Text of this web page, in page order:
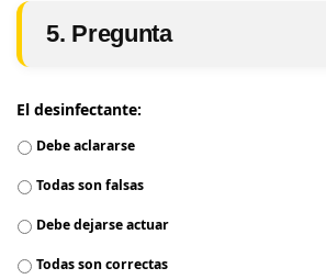
5. Pregunta
El desinfectante:
Debe aclararse
Todas son falsas
Debe dejarse actuar
Todas son correctas